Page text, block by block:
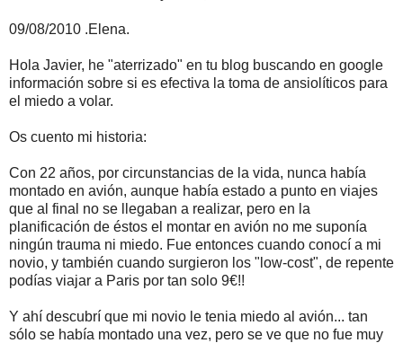
09/08/2010 .Elena.
Hola Javier, he "aterrizado" en tu blog buscando en google
información sobre si es efectiva la toma de ansiolíticos para
el miedo a volar.
Os cuento mi historia:
Con 22 años, por circunstancias de la vida, nunca había
montado en avión, aunque había estado a punto en viajes
que al final no se llegaban a realizar, pero en la
planificación de éstos el montar en avión no me suponía
ningún trauma ni miedo. Fue entonces cuando conocí a mi
novio, y también cuando surgieron los "low-cost", de repente
podías viajar a Paris por tan solo 9€!!
Y ahí descubrí que mi novio le tenia miedo al avión... tan
sólo se había montado una vez, pero se ve que no fue muy